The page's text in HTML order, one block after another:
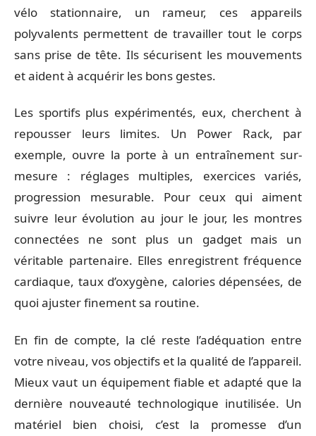
vélo stationnaire, un rameur, ces appareils
polyvalents permettent de travailler tout le corps
sans prise de tête. Ils sécurisent les mouvements
et aident à acquérir les bons gestes.
Les sportifs plus expérimentés, eux, cherchent à
repousser leurs limites. Un Power Rack, par
exemple, ouvre la porte à un entraînement sur-
mesure : réglages multiples, exercices variés,
progression mesurable. Pour ceux qui aiment
suivre leur évolution au jour le jour, les montres
connectées ne sont plus un gadget mais un
véritable partenaire. Elles enregistrent fréquence
cardiaque, taux d’oxygène, calories dépensées, de
quoi ajuster finement sa routine.
En fin de compte, la clé reste l’adéquation entre
votre niveau, vos objectifs et la qualité de l’appareil.
Mieux vaut un équipement fiable et adapté que la
dernière nouveauté technologique inutilisée. Un
matériel bien choisi, c’est la promesse d’un